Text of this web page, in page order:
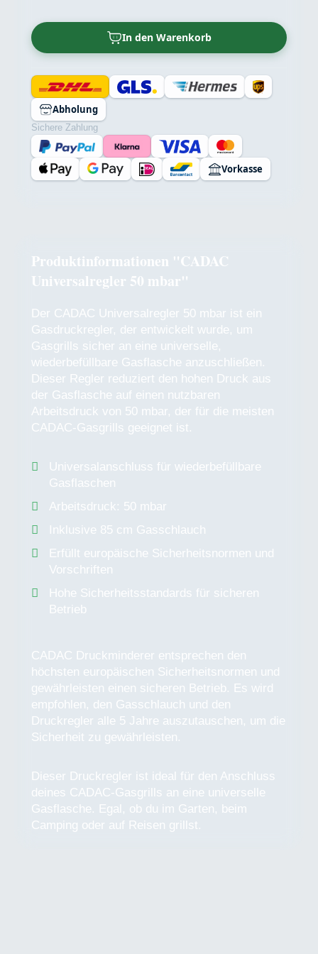
In den Warenkorb
Abholung
Sichere Zahlung
Vorkasse
Produktinformationen "CADAC
Universalregler 50 mbar"
Der CADAC Universalregler 50 mbar ist ein
Gasdruckregler, der entwickelt wurde, um
Gasgrills sicher an eine universelle,
wiederbefüllbare Gasflasche anzuschließen.
Dieser Regler reduziert den hohen Druck aus
der Gasflasche auf einen nutzbaren
Arbeitsdruck von 50 mbar, der für die meisten
CADAC-Gasgrills geeignet ist.
Universalanschluss für wiederbefüllbare
Gasflaschen
Arbeitsdruck: 50 mbar
Inklusive 85 cm Gasschlauch
Erfüllt europäische Sicherheitsnormen und
Vorschriften
Hohe Sicherheitsstandards für sicheren
Betrieb
CADAC Druckminderer entsprechen den
höchsten europäischen Sicherheitsnormen und
gewährleisten einen sicheren Betrieb. Es wird
empfohlen, den Gasschlauch und den
Druckregler alle 5 Jahre auszutauschen, um die
Sicherheit zu gewährleisten.
Dieser Druckregler ist ideal für den Anschluss
deines CADAC-Gasgrills an eine universelle
Gasflasche. Egal, ob du im Garten, beim
Camping oder auf Reisen grillst.